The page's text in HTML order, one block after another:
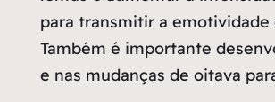
para transmitir a emotividade
Também é importante
e nas mudanças de oitava